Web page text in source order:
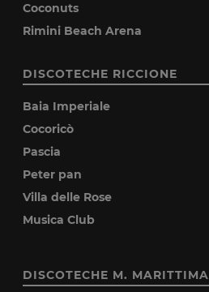
Coconuts
Rimini Beach Arena
DISCOTECHE RICCIONE
Baia Imperiale
Cocoricò
Pascia
Peter pan
Villa delle Rose
Musica Club
DISCOTECHE M. MARITTIMA